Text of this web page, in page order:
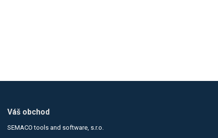
Váš obchod
SEMACO tools and software, s.r.o.